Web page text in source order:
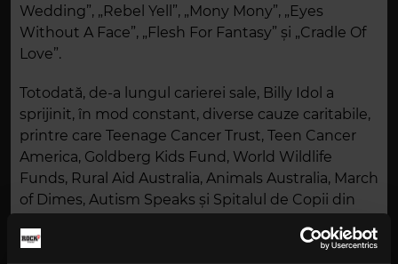
Wedding”, „Rebel Yell”, „Mony Mony”, „Eyes
Without A Face”, „Flesh For Fantasy” și „Cradle Of
Love”.
Totodată, de-a lungul carierei sale, Billy Idol a
sprijinit, în mod constant, diverse cauze caritabile,
printre care Teenage Cancer Trust, Teen Cancer
America, Goldberg Kids Fund, World Wildlife
Funds, Rural Aid Australia, Animals Australia, March
of Dimes, Autism Speaks și Spitalul de Copii din